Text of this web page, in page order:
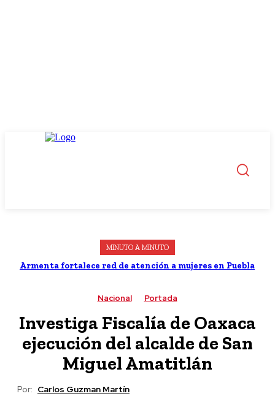
MINUTO A MINUTO
Armenta fortalece red de atención a mujeres en Puebla
Nacional Portada
Investiga Fiscalía de Oaxaca
ejecución del alcalde de San
Miguel Amatitlán
Por: Carlos Guzman Martín